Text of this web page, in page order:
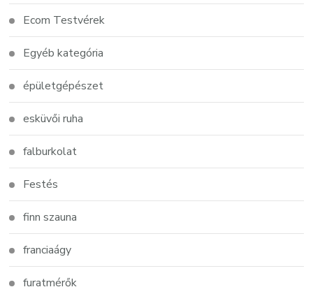
Ecom Testvérek
Egyéb kategória
épületgépészet
esküvői ruha
falburkolat
Festés
finn szauna
franciaágy
furatmérők